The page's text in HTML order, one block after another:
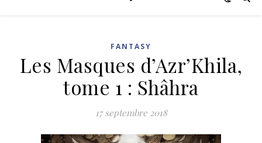
FANTASY
Les Masques d’Azr’Khila,
tome 1 : Shâhra
17 septembre 2018